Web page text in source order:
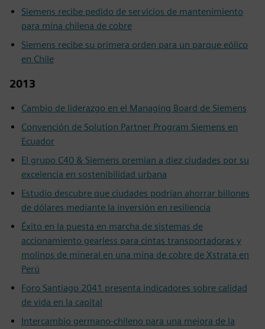
Siemens recibe pedido de servicios de mantenimiento
para mina chilena de cobre
Siemens recibe su primera orden para un parque eólico
en Chile
2013
Cambio de liderazgo en el Managing Board de Siemens
Convención de Solution Partner Program Siemens en
Ecuador
El grupo C40 & Siemens premian a diez ciudades por su
excelencia en sostenibilidad urbana
Estudio descubre que ciudades podrían ahorrar billones
de dólares mediante la inversión en resiliencia
Éxito en la puesta en marcha de sistemas de
accionamiento gearless para cintas transportadoras y
molinos de mineral en una mina de cobre de Xstrata en
Perú
Foro Santiago 2041 presenta indicadores sobre calidad
de vida en la capital
Intercambio germano-chileno para una mejora de la